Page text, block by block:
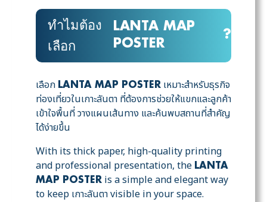
ทำไมต้อง
เลือก
LANTA MAP
POSTER
?
เลือก LANTA MAP POSTER เหมาะสำหรับธุรกิจ
ท่องเที่ยวในเกาะลันตา ที่ต้องการช่วยให้แขกและลูกค้า
เข้าใจพื้นที่ วางแผนเส้นทาง และค้นพบสถานที่สำคัญ
ได้ง่ายขึ้น
With its thick paper, high-quality printing
and professional presentation, the LANTA
MAP POSTER is a simple and elegant way
to keep เกาะลันตา visible in your space.